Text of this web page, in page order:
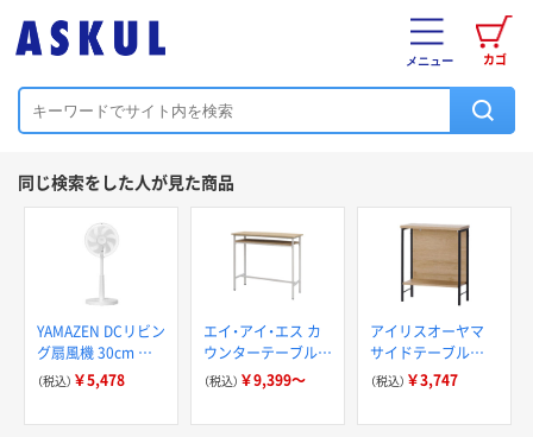
カゴ
メニュー
同じ検索をした人が見た商品
YAMAZEN DCリビン
グ扇風機 30cm 左
右首振り ダイヤル
式 切タイマー YLT-
（税込） ￥5,478
エイ・アイ・エス カ
ウンターテーブル
幅1000×奥行
400×高さ900mm
（税込） ￥9,399～
アイリスオーヤマ
サイドテーブル
HST-180 1個（直送
（税込） ￥3,747